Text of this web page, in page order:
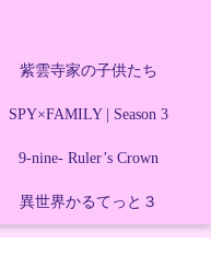
紫雲寺家の子供たち
SPY×FAMILY | Season 3
9-nine- Ruler’s Crown
異世界かるてっと３